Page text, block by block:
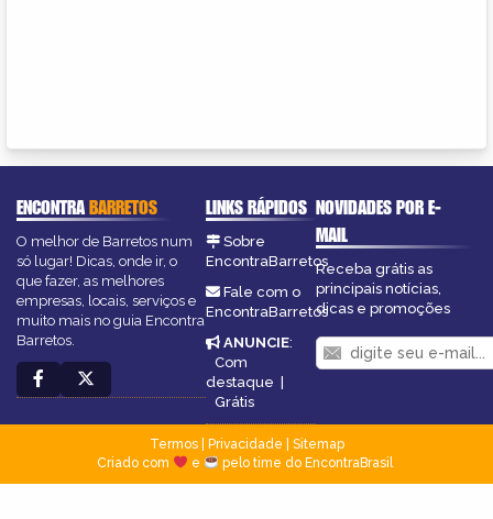
ENCONTRABARRETOS
O melhor de Barretos num
só lugar! Dicas, onde ir, o
que fazer, as melhores
empresas, locais, serviços e
muito mais no guia Encontra
Barretos.
LINKS RÁPIDOS
Sobre
EncontraBarretos
Fale com o
EncontraBarretos
ANUNCIE:
Com
destaque |
Grátis
NOVIDADES POR E-
MAIL
Receba grátis as
principais notícias,
dicas e promoções
Termos| Privacidade
Sitemap
Criado com
e pelo time do EncontraBrasil